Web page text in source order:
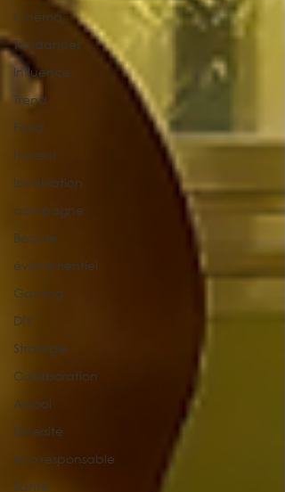
Cinéma
Tendances
Influence
Trend
Food
horreur
localisation
campagne
Beauté
événementiel
Gaming
DIY
Stratégie
Collaboration
Alcool
Diversité
éco responsable
Santé